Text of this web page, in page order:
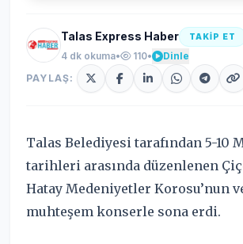
Talas Express Haber TAKİP ET
4 dk okuma• 110•
Dinle
PAYLAŞ:
Talas Belediyesi tarafından 5-10
tarihleri arasında düzenlenen
Hatay Medeniyetler Korosu’nun
muhteşem konserle sona erdi.